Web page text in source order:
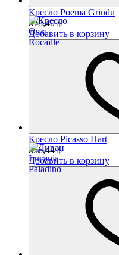
Кресло Poema Grindu
878,40$
Добавить в корзину
Кресло Picasso Hart
856,44$
Добавить в корзину